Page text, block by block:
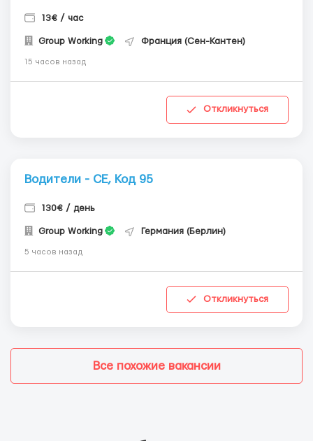
13€ / час
Group Working Франция (Сен-Кантен)
15 часов назад
Откликнуться
Водители - СЕ, Код 95
130€ / день
Group Working Германия (Берлин)
5 часов назад
Откликнуться
Все похожие вакансии